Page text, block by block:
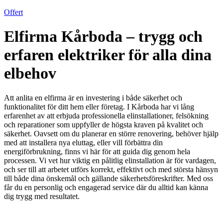
Offert
Elfirma Kårboda – trygg och
erfaren elektriker för alla dina
elbehov
Att anlita en elfirma är en investering i både säkerhet och
funktionalitet för ditt hem eller företag. I Kårboda har vi lång
erfarenhet av att erbjuda professionella elinstallationer, felsökning
och reparationer som uppfyller de högsta kraven på kvalitet och
säkerhet. Oavsett om du planerar en större renovering, behöver hjälp
med att installera nya eluttag, eller vill förbättra din
energiförbrukning, finns vi här för att guida dig genom hela
processen. Vi vet hur viktig en pålitlig elinstallation är för vardagen,
och ser till att arbetet utförs korrekt, effektivt och med största hänsyn
till både dina önskemål och gällande säkerhetsföreskrifter. Med oss
får du en personlig och engagerad service där du alltid kan känna
dig trygg med resultatet.